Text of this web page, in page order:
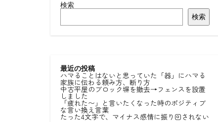
検索
検索
最近の投稿
ハマることはないと思っていた「器」にハマる
家族に伝わる頼み方、断り方
中古平屋のブロック塀を撤去→フェンスを設置
しました
「疲れた〜」と言いたくなった時のポジティブ
な言い換え言葉
たった4文字で、マイナス感情に振り回されない